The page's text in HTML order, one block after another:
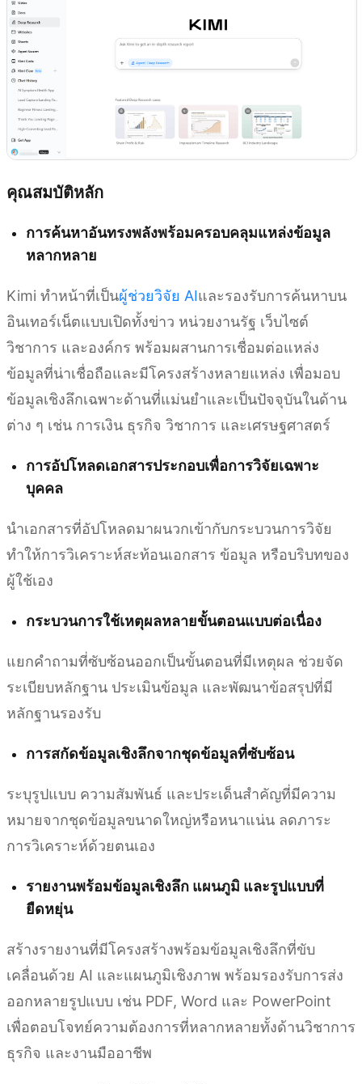
คุณสมบัติหลัก
การค้นหาอันทรงพลังพร้อมครอบคลุมแหล่งข้อมูล
หลากหลาย
Kimi ทำหน้าที่เป็นผู้ช่วยวิจัย AIและรองรับการค้นหาบน
อินเทอร์เน็ตแบบเปิดทั้งข่าว หน่วยงานรัฐ เว็บไซต์
วิชาการ และองค์กร พร้อมผสานการเชื่อมต่อแหล่ง
ข้อมูลที่น่าเชื่อถือและมีโครงสร้างหลายแหล่ง เพื่อมอบ
ข้อมูลเชิงลึกเฉพาะด้านที่แม่นยำและเป็นปัจจุบันในด้าน
ต่าง ๆ เช่น การเงิน ธุรกิจ วิชาการ และเศรษฐศาสตร์
การอัปโหลดเอกสารประกอบเพื่อการวิจัยเฉพาะ
บุคคล
นำเอกสารที่อัปโหลดมาผนวกเข้ากับกระบวนการวิจัย
ทำให้การวิเคราะห์สะท้อนเอกสาร ข้อมูล หรือบริบทของ
ผู้ใช้เอง
กระบวนการใช้เหตุผลหลายขั้นตอนแบบต่อเนื่อง
แยกคำถามที่ซับซ้อนออกเป็นขั้นตอนที่มีเหตุผล ช่วยจัด
ระเบียบหลักฐาน ประเมินข้อมูล และพัฒนาข้อสรุปที่มี
หลักฐานรองรับ
การสกัดข้อมูลเชิงลึกจากชุดข้อมูลที่ซับซ้อน
ระบุรูปแบบ ความสัมพันธ์ และประเด็นสำคัญที่มีความ
หมายจากชุดข้อมูลขนาดใหญ่หรือหนาแน่น ลดภาระ
การวิเคราะห์ด้วยตนเอง
รายงานพร้อมข้อมูลเชิงลึก แผนภูมิ และรูปแบบที่
ยืดหยุ่น
สร้างรายงานที่มีโครงสร้างพร้อมข้อมูลเชิงลึกที่ขับ
เคลื่อนด้วย AI และแผนภูมิเชิงภาพ พร้อมรองรับการส่ง
ออกหลายรูปแบบ เช่น PDF, Word และ PowerPoint
เพื่อตอบโจทย์ความต้องการที่หลากหลายทั้งด้านวิชาการ
ธุรกิจ และงานมืออาชีพ